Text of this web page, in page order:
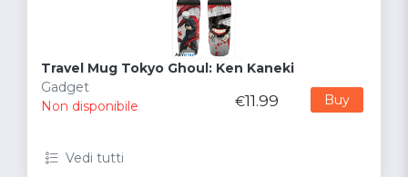
Travel Mug Tokyo Ghoul: Ken Kaneki
Gadget
Non disponibile
€11.99 Buy
Vedi tutti